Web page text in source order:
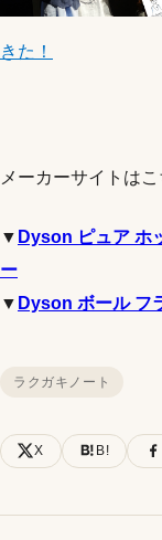
きた！
メーカーサイトはこ
▼ Dyson ピュア ホ
ー
▼ Dyson ボール フ
ラクガキノート
X B!